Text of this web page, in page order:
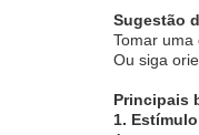
Sugestão
Tomar uma
Ou siga
Principais
1.